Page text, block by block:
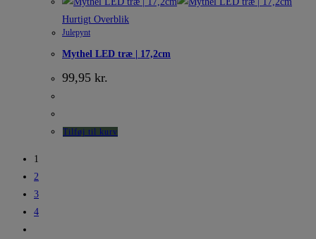
Hurtigt Overblik
Julepynt
Mythel LED træ | 17,2cm
99,95 kr.
Tilføj til kurv
1
2
3
4